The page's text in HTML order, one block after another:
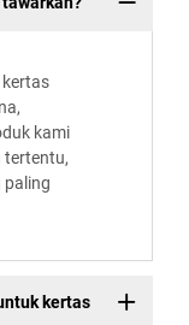
kami
tertentu,
paling
kertas